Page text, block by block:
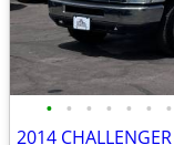
• • • • • • •